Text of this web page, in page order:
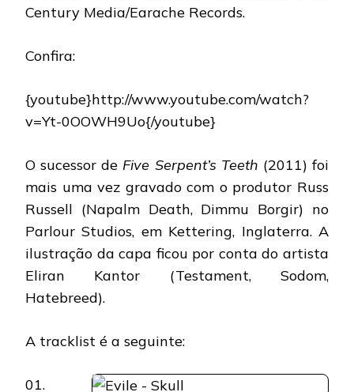
Century Media/Earache Records.
Confira:
{youtube}http://www.youtube.com/watch?
v=Yt-0OOWH9Uo{/youtube}
O sucessor de Five Serpent’s Teeth (2011) foi
mais uma vez gravado com o produtor Russ
Russell (Napalm Death, Dimmu Borgir) no
Parlour Studios, em Kettering, Inglaterra. A
ilustração da capa ficou por conta do artista
Eliran Kantor (Testament, Sodom,
Hatebreed).
A tracklist é a seguinte:
01.